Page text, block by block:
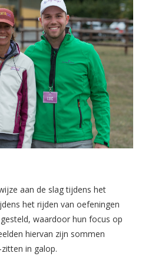
aan de slag tijdens het
het rijden van oefeningen
waardoor hun focus op
hiervan zijn sommen
in galop.